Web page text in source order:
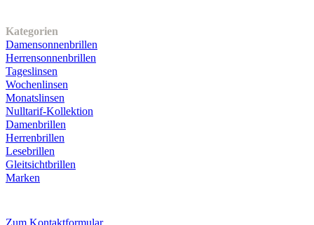
Kategorien
Damensonnenbrillen
Herrensonnenbrillen
Tageslinsen
Wochenlinsen
Monatslinsen
Nulltarif-Kollektion
Damenbrillen
Herrenbrillen
Lesebrillen
Gleitsichtbrillen
Marken